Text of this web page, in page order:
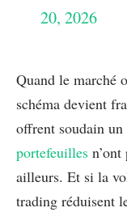
20, 2026
Quand le marché
schéma devient
offrent soudain
portefeuilles
ailleurs. Et si la
trading réduisent